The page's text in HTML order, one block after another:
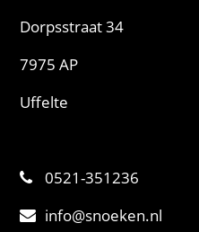
Dorpsstraat 34
7975 AP
Uffelte
0521-351236
info@snoeken.nl